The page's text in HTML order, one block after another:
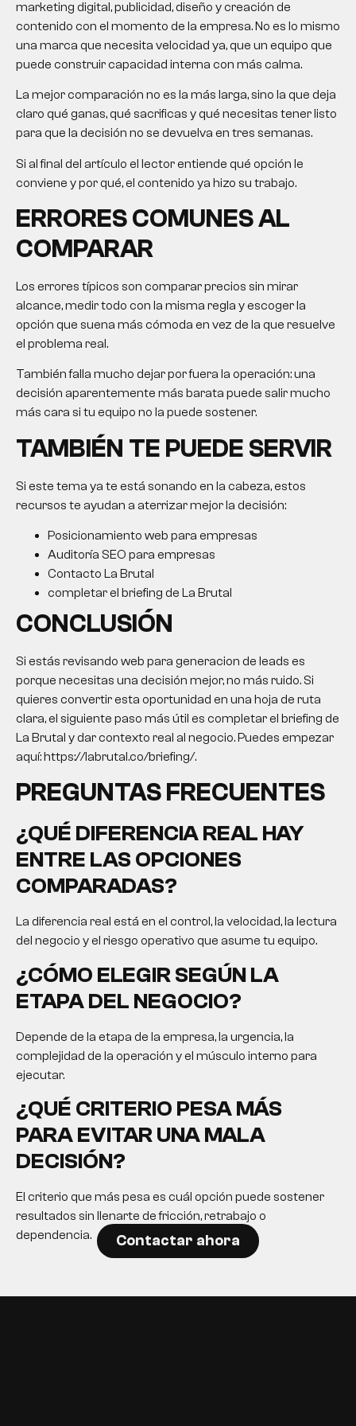
marketing digital, publicidad, diseño y creación de
contenido con el momento de la empresa. No es lo mismo
una marca que necesita velocidad ya, que un equipo que
puede construir capacidad interna con más calma.
La mejor comparación no es la más larga, sino la que deja
claro qué ganas, qué sacrificas y qué necesitas tener listo
para que la decisión no se devuelva en tres semanas.
Si al final del artículo el lector entiende qué opción le
conviene y por qué, el contenido ya hizo su trabajo.
ERRORES COMUNES AL
COMPARAR
Los errores típicos son comparar precios sin mirar
alcance, medir todo con la misma regla y escoger la
opción que suena más cómoda en vez de la que resuelve
el problema real.
También falla mucho dejar por fuera la operación: una
decisión aparentemente más barata puede salir mucho
más cara si tu equipo no la puede sostener.
TAMBIÉN TE PUEDE SERVIR
Si este tema ya te está sonando en la cabeza, estos
recursos te ayudan a aterrizar mejor la decisión:
Posicionamiento web para empresas
Auditoría SEO para empresas
Contacto La Brutal
completar el briefing de La Brutal
CONCLUSIÓN
Si estás revisando web para generacion de leads es
porque necesitas una decisión mejor, no más ruido. Si
quieres convertir esta oportunidad en una hoja de ruta
clara, el siguiente paso más útil es completar el briefing de
La Brutal y dar contexto real al negocio. Puedes empezar
aquí: https://labrutal.co/briefing/.
PREGUNTAS FRECUENTES
¿QUÉ DIFERENCIA REAL HAY
ENTRE LAS OPCIONES
COMPARADAS?
La diferencia real está en el control, la velocidad, la lectura
del negocio y el riesgo operativo que asume tu equipo.
¿CÓMO ELEGIR SEGÚN LA
ETAPA DEL NEGOCIO?
Depende de la etapa de la empresa, la urgencia, la
complejidad de la operación y el músculo interno para
ejecutar.
¿QUÉ CRITERIO PESA MÁS
PARA EVITAR UNA MALA
DECISIÓN?
El criterio que más pesa es cuál opción puede sostener
resultados sin llenarte de fricción, retrabajo o
dependencia.
Contactar ahora